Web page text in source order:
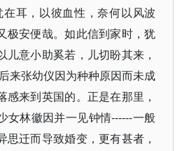
耳，以彼血性，奈何以风波
极安便哉。如此信到家时，犹
儿意小助奚若，儿切盼其来，
来张幼仪因为种种原因而未成
感来到英国的。正是在那里，
女林徽因并一见钟情------一般
思迁而导致婚变，更有甚者，